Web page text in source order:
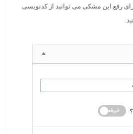
رفع این مشکی می توانید از کدنویسی